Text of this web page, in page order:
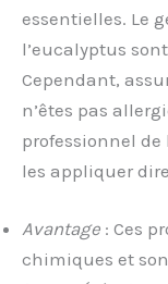
essentielles. Le
l’eucalyptus
Cependant,
n’êtes pas
professionnel
les appliquer
Avantage : Ces
chimiques et